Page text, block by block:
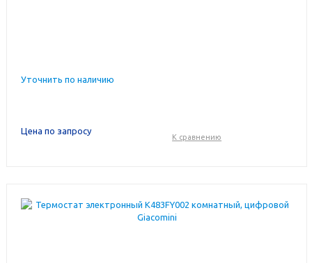
Уточнить по наличию
Цена по запросу
К сравнению